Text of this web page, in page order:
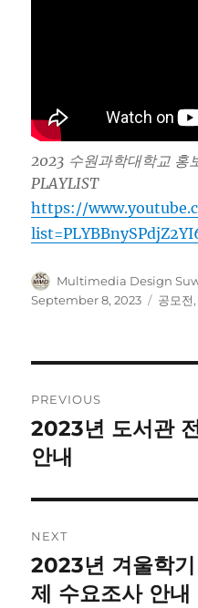
2023 수원과학대학교 홍
PLAYLIST
https://
Author
Multimedia Design
September 8, 2023 공모전
navigation
PREVIOUS
Previous
post:
2023년 도서관
안내
NEXT
Next
post:
2023년 겨울학기
제 수요조사 안내